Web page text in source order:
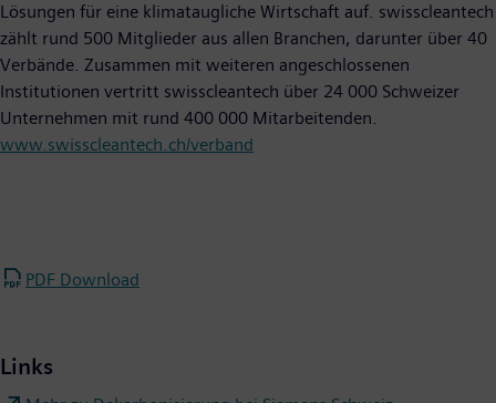
Lösungen für eine klimataugliche Wirtschaft auf. swisscleantech
zählt rund 500 Mitglieder aus allen Branchen, darunter über 40
Verbände. Zusammen mit weiteren angeschlossenen
Institutionen vertritt swisscleantech über 24 000 Schweizer
Unternehmen mit rund 400 000 Mitarbeitenden.
www.swisscleantech.ch/verband
PDF Download
Links